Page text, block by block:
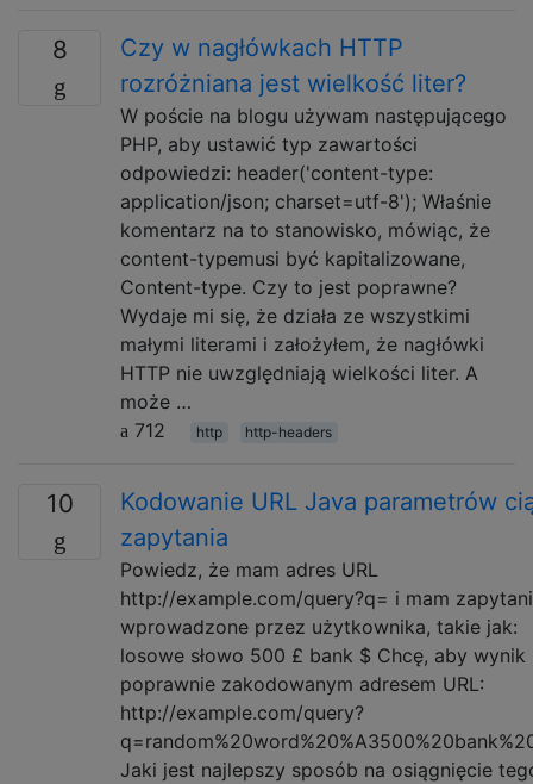
8
Czy w nagłówkach HTTP
rozróżniana jest wielkość liter?
W poście na blogu używam następującego
PHP, aby ustawić typ zawartości
odpowiedzi: header('content-type:
application/json; charset=utf-8'); Właśnie
komentarz na to stanowisko, mówiąc, że
content-typemusi być kapitalizowane,
Content-type. Czy to jest poprawne?
Wydaje mi się, że działa ze wszystkimi
małymi literami i założyłem, że nagłówki
HTTP nie uwzględniają wielkości liter. A
może …
712
http http-headers
10
Kodowanie URL Java parametrów
zapytania
Powiedz, że mam adres URL
http://example.com/query?q= i mam
wprowadzone przez użytkownika, takie jak:
losowe słowo 500 £ bank $ Chcę, aby wynik
poprawnie zakodowanym adresem URL:
http://example.com/query?
Jaki jest najlepszy sposób na osiągnięcie